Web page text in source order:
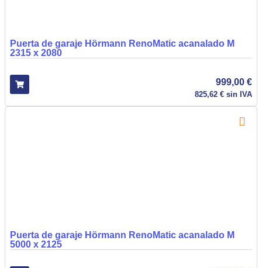
Puerta de garaje Hörmann RenoMatic acanalado M
2315 x 2080
999,00 €
825,62 € sin IVA
Puerta de garaje Hörmann RenoMatic acanalado M
5000 x 2125